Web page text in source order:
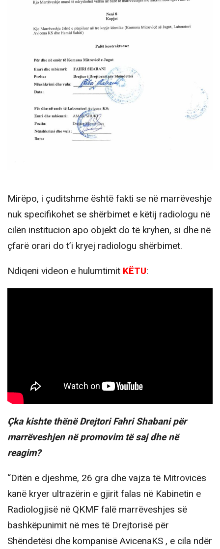
Mirëpo, i çuditshme është fakti se në marrëveshje
nuk specifikohet se shërbimet e këtij radiologu në
cilën institucion apo objekt do të kryhen, si dhe në
çfarë orari do t’i kryej radiologu shërbimet.
Ndiqeni videon e hulumtimit KËTU:
Çka kishte thënë Drejtori Fahri Shabani për
marrëveshjen në promovim të saj dhe në
reagim?
“Ditën e djeshme, 26 gra dhe vajza të Mitrovicës
kanë kryer ultrazërin e gjirit falas në Kabinetin e
Radiologjisë në QKMF falë marrëveshjes së
bashkëpunimit në mes të Drejtorisë për
Shëndetësi dhe kompanisë AvicenaKS , e cila ndër